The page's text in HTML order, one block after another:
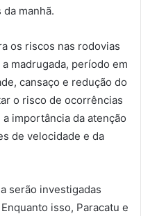
manhã.
os riscos nas rodovias
madrugada, período em
cansaço e redução do
o risco de ocorrências
importância da atenção
de velocidade e da
serão investigadas
isso, Paracatu e